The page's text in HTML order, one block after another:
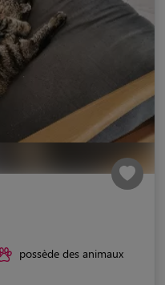
possède des animaux